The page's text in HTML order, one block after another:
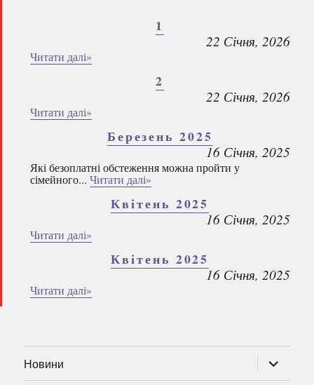
1
22 Січня, 2026
Читати далі»
2
22 Січня, 2026
Читати далі»
Березень 2025
16 Січня, 2025
Які безоплатні обстеження можна пройти у
сімейного... Читати далі»
Квітень 2025
16 Січня, 2025
Читати далі»
Квітень 2025
16 Січня, 2025
Читати далі»
Новини
підменю